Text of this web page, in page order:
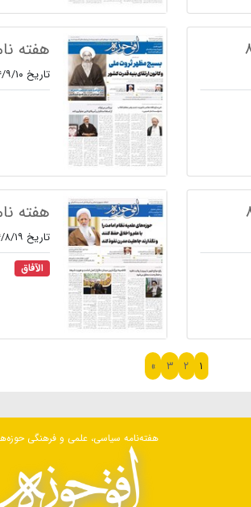
هفته
تاریخ ۱۴۰۴/۹/۱۰
هفته
تاریخ ۱۴۰۴/۸/۱۹
الآفاق
۱ ۲ ۳ »
هفته‌نامه سیاسی، علمی و فرهنگی